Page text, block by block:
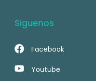
Siguenos
Facebook
Youtube